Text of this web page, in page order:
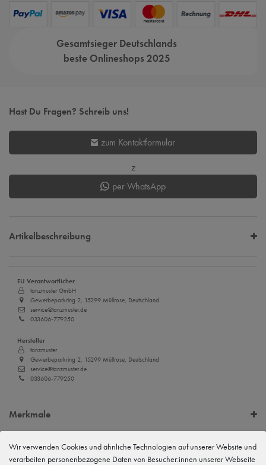
Gesamtsieger Deutschlands
beste Onlineshops 2025
Hast Du Fragen? Schreib uns!
zum Kontaktformular
z
per WhatsApp
Artikelbeschreibung
EU Verantwortlicher
tanzmuster GmbH
Gewerbeparkring 2, 15299 Müllrose, Deutschland
service@tanzmuster.de
033606-779250
Hersteller
tanzmuster
Gewerbeparkring 2, 15299 Müllrose, Deutschland
service@tanzmuster.de
033606-779250
Merkmale
Kundenrezensionen()
Wir verwenden Cookies und ähnliche Technologien auf unserer Website und
verarbeiten personenbezogene Daten von Besucher:innen unserer Webseite